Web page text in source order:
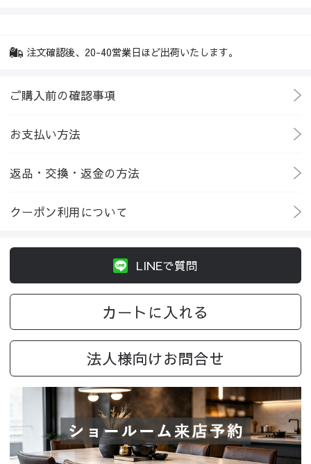
注文確認後、20-40営業日ほど出荷いたします。
ご購入前の確認事項
お支払い方法
返品・交換・返金の方法
クーポン利用について
LINEで質問
カートに入れる
法人様向けお問合せ